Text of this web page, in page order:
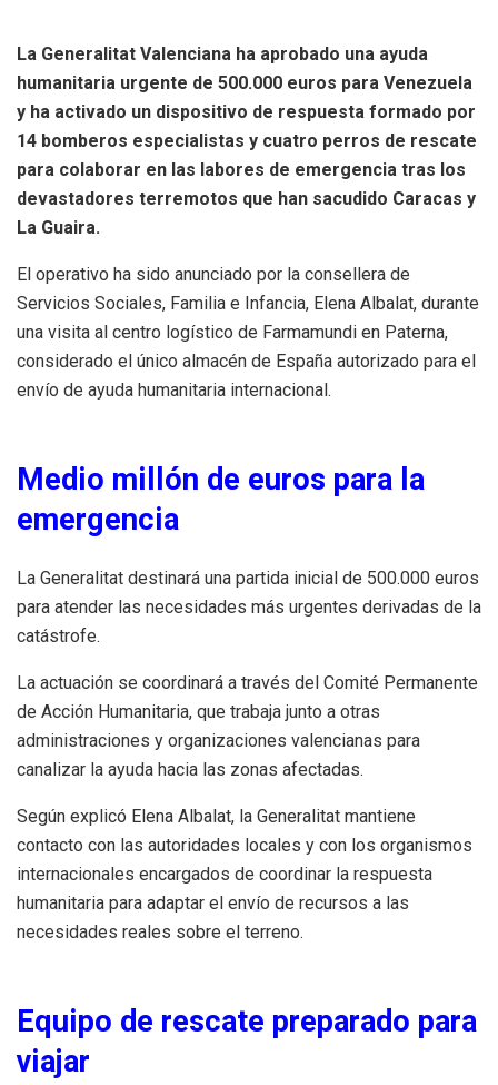
La Generalitat Valenciana ha aprobado una ayuda
humanitaria urgente de 500.000 euros para Venezuela
y ha activado un dispositivo de respuesta formado por
14 bomberos especialistas y cuatro perros de rescate
para colaborar en las labores de emergencia tras los
devastadores terremotos que han sacudido Caracas y
La Guaira.
El operativo ha sido anunciado por la consellera de
Servicios Sociales, Familia e Infancia, Elena Albalat, durante
una visita al centro logístico de Farmamundi en Paterna,
considerado el único almacén de España autorizado para el
envío de ayuda humanitaria internacional.
Medio millón de euros para la
emergencia
La Generalitat destinará una partida inicial de 500.000 euros
para atender las necesidades más urgentes derivadas de la
catástrofe.
La actuación se coordinará a través del Comité Permanente
de Acción Humanitaria, que trabaja junto a otras
administraciones y organizaciones valencianas para
canalizar la ayuda hacia las zonas afectadas.
Según explicó Elena Albalat, la Generalitat mantiene
contacto con las autoridades locales y con los organismos
internacionales encargados de coordinar la respuesta
humanitaria para adaptar el envío de recursos a las
necesidades reales sobre el terreno.
Equipo de rescate preparado para
viajar